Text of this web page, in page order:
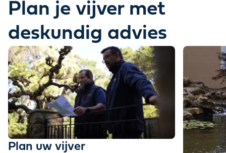
Plan je vijver met
deskundig advies
Plan uw vijver